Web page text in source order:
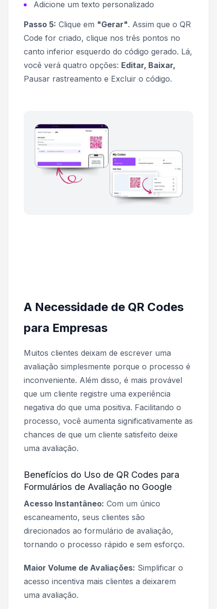
Adicione um texto personalizado
Passo 5: Clique em "Gerar". Assim que o QR
Code for criado, clique nos três pontos no
canto inferior esquerdo do código gerado. Lá,
você verá quatro opções: Editar, Baixar,
Pausar rastreamento e Excluir o código.
A Necessidade de QR Codes
para Empresas
Muitos clientes deixam de escrever uma
avaliação simplesmente porque o processo é
inconveniente. Além disso, é mais provável
que um cliente registre uma experiência
negativa do que uma positiva. Facilitando o
processo, você aumenta significativamente as
chances de que um cliente satisfeito deixe
uma avaliação.
Benefícios do Uso de QR Codes para
Formulários de Avaliação no Google
Acesso Instantâneo: Com um único
escaneamento, seus clientes são
direcionados ao formulário de avaliação,
tornando o processo rápido e sem esforço.
Maior Volume de Avaliações: Simplificar o
acesso incentiva mais clientes a deixarem
uma avaliação.